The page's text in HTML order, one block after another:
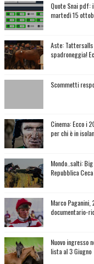
Quote Snai pdf:
martedì 15
Aste: Tattersalls
spadroneggia!
Scommetti
Cinema: Ecco i
per chi è in
Mondo..salti:
Repubblica
Marco
documentario-
Nuovo ingresso
lista al 3 Giugno